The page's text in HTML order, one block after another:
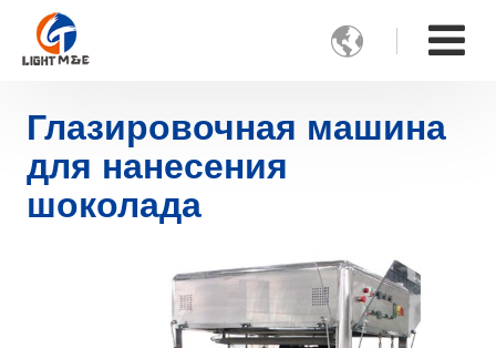

Глазировочная машина
для нанесения
шоколада